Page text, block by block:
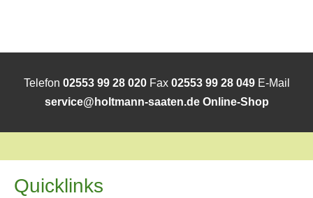
Telefon 02553 99 28 020Fax 02553 99 28 049E-Mail
service@holtmann-saaten.de Online-Shop
Quicklinks